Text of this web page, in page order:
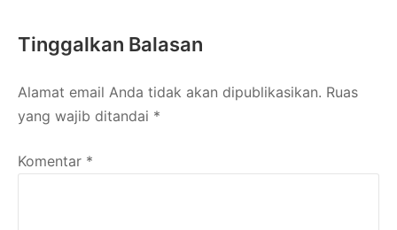
Tinggalkan Balasan
Alamat email Anda tidak akan dipublikasikan. Ruas
yang wajib ditandai *
Komentar *